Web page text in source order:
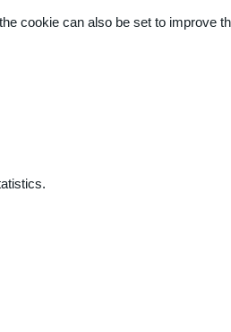
cookie can also be set to improve